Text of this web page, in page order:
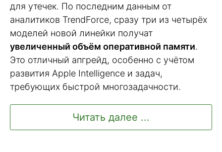
для утечек. По последним данным от
аналитиков TrendForce, сразу три из четырёх
моделей новой линейки получат
увеличенный объём оперативной памяти.
Это отличный апгрейд, особенно с учётом
развития Apple Intelligence и задач,
требующих быстрой многозадачности.
Читать далее ...